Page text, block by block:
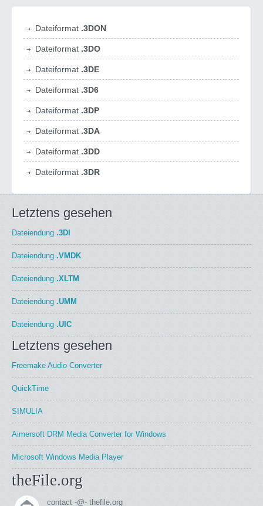
Dateiformat .3DON
Dateiformat .3DO
Dateiformat .3DE
Dateiformat .3D6
Dateiformat .3DP
Dateiformat .3DA
Dateiformat .3DD
Dateiformat .3DR
Letztens gesehen
Dateiendung .3DI
Dateiendung .VMDK
Dateiendung .XLTM
Dateiendung .UMM
Dateiendung .UIC
Letztens gesehen
Freemake Audio Converter
QuickTime
SIMULIA
Aimersoft DRM Media Converter for Windows
Microsoft Windows Media Player
theFile.org
contact -@- thefile.org